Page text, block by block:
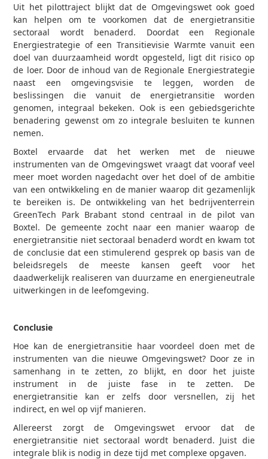
Uit het pilottraject blijkt dat de Omgevingswet ook goed
kan helpen om te voorkomen dat de energietransitie
sectoraal wordt benaderd. Doordat een Regionale
Energiestrategie of een Transitievisie Warmte vanuit een
doel van duurzaamheid wordt opgesteld, ligt dit risico op
de loer. Door de inhoud van de Regionale Energiestrategie
naast een omgevingsvisie te leggen, worden de
beslissingen die vanuit de energietransitie worden
genomen, integraal bekeken. Ook is een gebiedsgerichte
benadering gewenst om zo integrale besluiten te kunnen
nemen.
Boxtel ervaarde dat het werken met de nieuwe
instrumenten van de Omgevingswet vraagt dat vooraf veel
meer moet worden nagedacht over het doel of de ambitie
van een ontwikkeling en de manier waarop dit gezamenlijk
te bereiken is. De ontwikkeling van het bedrijventerrein
GreenTech Park Brabant stond centraal in de pilot van
Boxtel. De gemeente zocht naar een manier waarop de
energietransitie niet sectoraal benaderd wordt en kwam tot
de conclusie dat een stimulerend gesprek op basis van de
beleidsregels de meeste kansen geeft voor het
daadwerkelijk realiseren van duurzame en energieneutrale
uitwerkingen in de leefomgeving.
Conclusie
Hoe kan de energietransitie haar voordeel doen met de
instrumenten van die nieuwe Omgevingswet? Door ze in
samenhang in te zetten, zo blijkt, en door het juiste
instrument in de juiste fase in te zetten. De
energietransitie kan er zelfs door versnellen, zij het
indirect, en wel op vijf manieren.
Allereerst zorgt de Omgevingswet ervoor dat de
energietransitie niet sectoraal wordt benaderd. Juist die
integrale blik is nodig in deze tijd met complexe opgaven.